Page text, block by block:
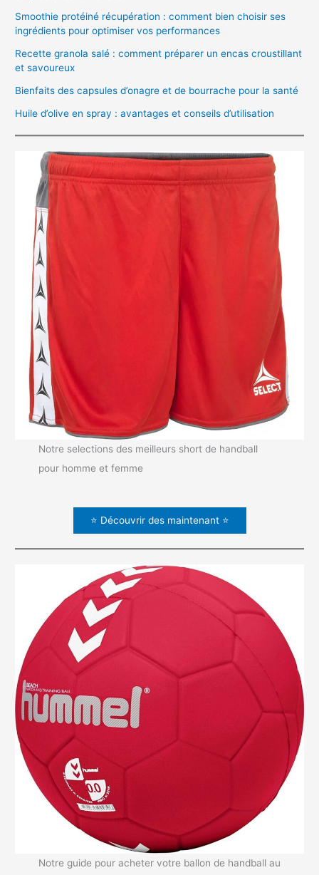
Smoothie protéiné récupération : comment bien choisir ses
ingrédients pour optimiser vos performances
Recette granola salé : comment préparer un encas croustillant
et savoureux
Bienfaits des capsules d’onagre et de bourrache pour la santé
Huile d’olive en spray : avantages et conseils d’utilisation
Notre selections des meilleurs short de handball
pour homme et femme
⭐ Découvrir des maintenant ⭐
Notre guide pour acheter votre ballon de handball au